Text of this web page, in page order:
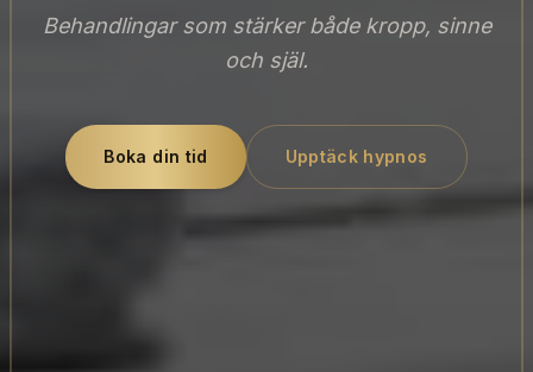
Behandlingar som stärker både kropp, sinne
och själ.
Boka din tid Upptäck hypnos